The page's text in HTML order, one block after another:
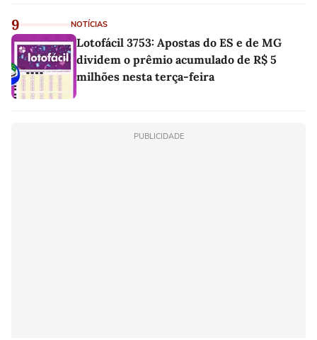
9 NOTÍCIAS
Lotofácil 3753: Apostas do ES e de MG
dividem o prêmio acumulado de R$ 5
milhões nesta terça-feira
PUBLICIDADE